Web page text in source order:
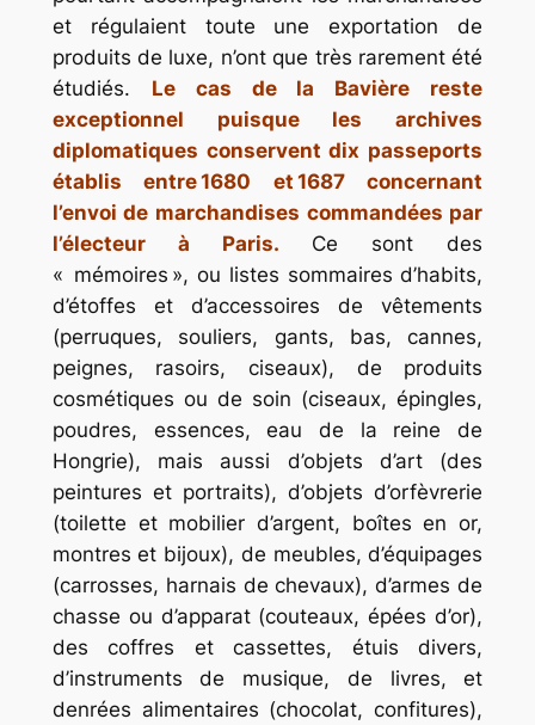
et régulaient toute une exportation de
produits de luxe, n’ont que très rarement été
étudiés. Le cas de la Bavière reste
exceptionnel puisque les archives
diplomatiques conservent dix passeports
établis entre 1680 et 1687 concernant
l’envoi de marchandises commandées par
l’électeur à Paris.
Ce sont des
« mémoires », ou listes sommaires d’habits,
d’étoffes et d’accessoires de vêtements
(perruques, souliers, gants, bas, cannes,
peignes, rasoirs, ciseaux), de produits
cosmétiques ou de soin (ciseaux, épingles,
poudres, essences, eau de la reine de
Hongrie), mais aussi d’objets d’art (des
peintures et portraits), d’objets d’orfèvrerie
(toilette et mobilier d’argent, boîtes en or,
montres et bijoux), de meubles, d’équipages
(carrosses, harnais de chevaux), d’armes de
chasse ou d’apparat (couteaux, épées d’or),
des coffres et cassettes, étuis divers,
d’instruments de musique, de livres, et
denrées alimentaires (chocolat, confitures),